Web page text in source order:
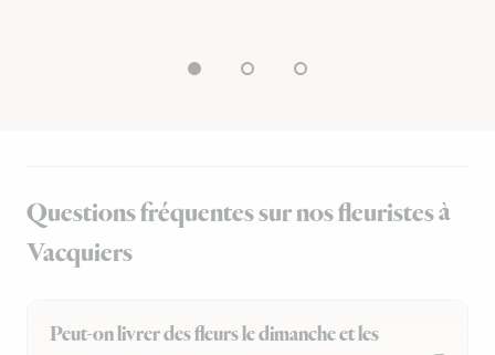
Questions fréquentes sur nos fleuristes à
Vacquiers
Peut-on livrer des fleurs le dimanche et les